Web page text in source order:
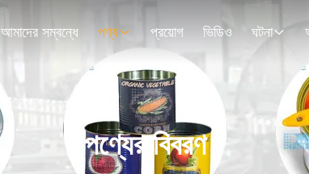
আমাদের সম্বন্ধে পণ্য প্রয়োগ ভিডিও ঘটনা
পণ্যের বিবরণ